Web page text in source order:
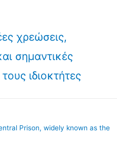
χρεώσεις,
σημαντικές
ιδιοκτήτες